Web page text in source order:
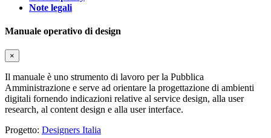
Note legali
Manuale operativo di design
×
Il manuale è uno strumento di lavoro per la Pubblica
Amministrazione e serve ad orientare la progettazione di ambienti
digitali fornendo indicazioni relative al service design, alla user
research, al content design e alla user interface.
Progetto: Designers Italia